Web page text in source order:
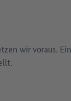
wir voraus. Ein